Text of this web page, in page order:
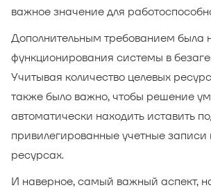
важное значение для
Дополнительным требованием была
функционирования системы в
Учитывая количество целевых
также было важно, чтобы решение
автоматически находить иставить
привилегированные учетные записи
ресурсах.
И наверное, самый важный аспект,